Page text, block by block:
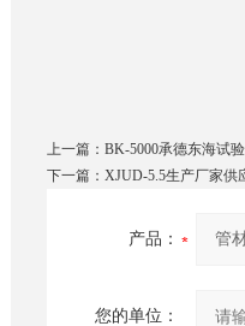
上一篇： BK-5000承德东海试
下一篇： XJUD-5.5生产厂家供
产品：
您的单位：